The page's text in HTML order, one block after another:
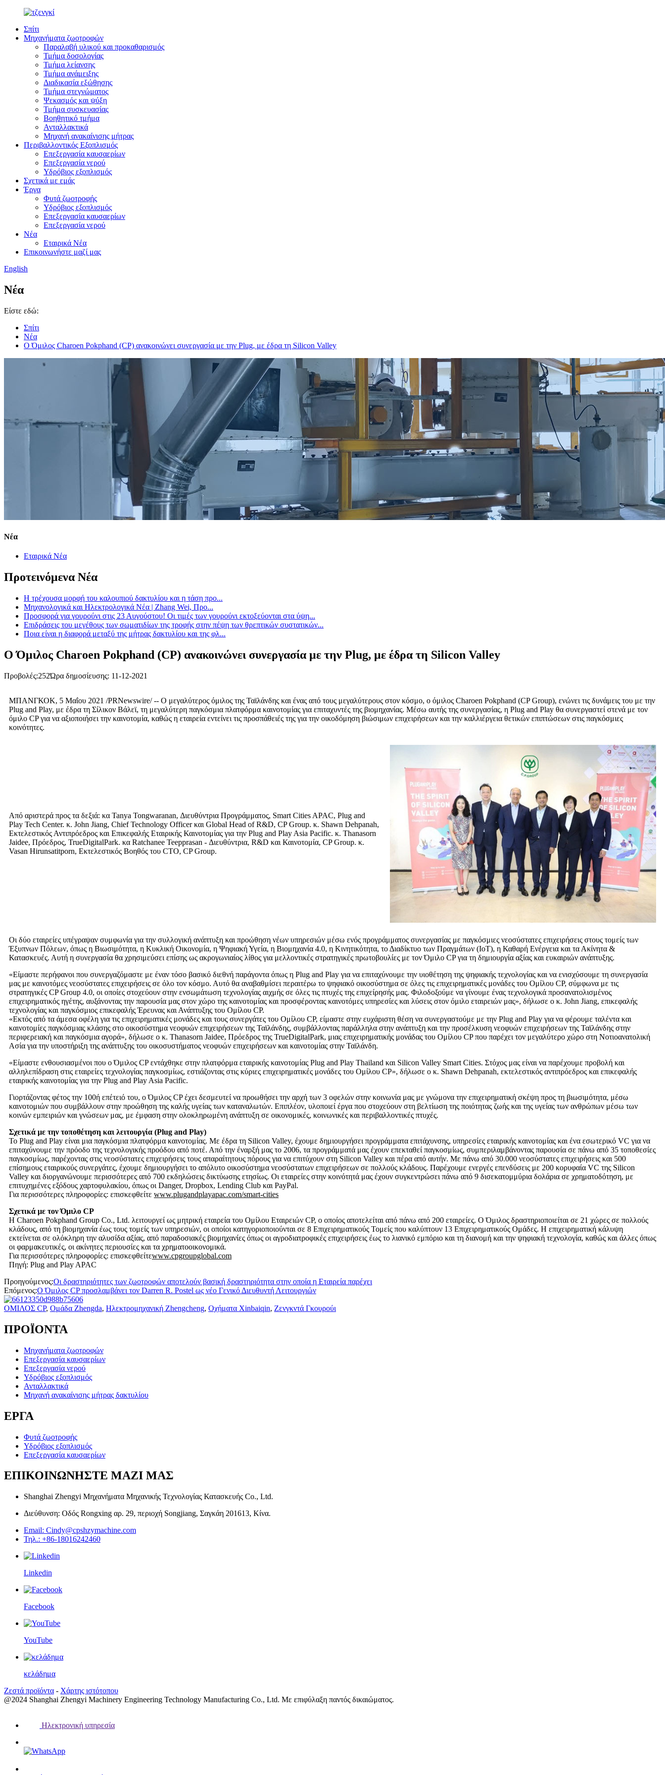
Σπίτι
Μηχανήματα ζωοτροφών
Παραλαβή υλικού και προκαθαρισμός
Τμήμα δοσολογίας
Τμήμα λείανσης
Τμήμα ανάμειξης
Διαδικασία εξώθησης
Τμήμα στεγνώματος
Ψεκασμός και ψύξη
Τμήμα συσκευασίας
Βοηθητικό τμήμα
Ανταλλακτικά
Μηχανή ανακαίνισης μήτρας
Περιβαλλοντικός Εξοπλισμός
Επεξεργασία καυσαερίων
Επεξεργασία νερού
Υδρόβιος εξοπλισμός
Σχετικά με εμάς
Έργα
Φυτά ζωοτροφής
Υδρόβιος εξοπλισμός
Επεξεργασία καυσαερίων
Επεξεργασία νερού
Νέα
Εταιρικά Νέα
Επικοινωνήστε μαζί μας
English
Νέα
Είστε εδώ:
Σπίτι
Νέα
Ο Όμιλος Charoen Pokphand (CP) ανακοινώνει συνεργασία με την Plug, με έδρα τη Silicon Valley
Νέα
Εταιρικά Νέα
Προτεινόμενα Νέα
Η τρέχουσα μορφή του καλουπιού δακτυλίου και η τάση προ...
Μηχανολογικά και Ηλεκτρολογικά Νέα | Zhang Wei, Προ...
Προσφορά για γουρούνι στις 23 Αυγούστου! Οι τιμές των γουρούνι εκτοξεύονται στα ύψη...
Επιδράσεις του μεγέθους των σωματιδίων της τροφής στην πέψη των θρεπτικών συστατικών...
Ποια είναι η διαφορά μεταξύ της μήτρας δακτυλίου και της φλ...
Ο Όμιλος Charoen Pokphand (CP) ανακοινώνει συνεργασία με την Plug, με έδρα τη Silicon Valley
Προβολές:252Ώρα δημοσίευσης: 11-12-2021
ΜΠΑΝΓΚΟΚ, 5 Μαΐου 2021 /PRNewswire/ -- Ο μεγαλύτερος όμιλος της Ταϊλάνδης και ένας από τους μεγαλύτερους στον κόσμο, ο όμιλος Charoen Pokphand (CP Group), ενώνει τις δυνάμεις του με την
Plug and Play, με έδρα τη Σίλικον Βάλεϊ, τη μεγαλύτερη παγκόσμια πλατφόρμα καινοτομίας για επιταχυντές της βιομηχανίας. Μέσω αυτής της συνεργασίας, η Plug and Play θα συνεργαστεί στενά με τον
όμιλο CP για να αξιοποιήσει την καινοτομία, καθώς η εταιρεία εντείνει τις προσπάθειές της για την οικοδόμηση βιώσιμων επιχειρήσεων και την καλλιέργεια θετικών επιπτώσεων στις παγκόσμιες
κοινότητες.
Από αριστερά προς τα δεξιά: κα Tanya Tongwaranan, Διευθύντρια Προγράμματος, Smart Cities APAC, Plug and
Play Tech Center. κ. John Jiang, Chief Technology Officer και Global Head of R&D, CP Group. κ. Shawn Dehpanah,
Εκτελεστικός Αντιπρόεδρος και Επικεφαλής Εταιρικής Καινοτομίας για την Plug and Play Asia Pacific. κ. Thanasorn
Jaidee, Πρόεδρος, TrueDigitalPark. κα Ratchanee Teepprasan - Διευθύντρια, R&D και Καινοτομία, CP Group. κ.
Vasan Hirunsatitporn, Εκτελεστικός Βοηθός του CTO, CP Group.
Οι δύο εταιρείες υπέγραψαν συμφωνία για την συλλογική ανάπτυξη και προώθηση νέων υπηρεσιών μέσω ενός προγράμματος συνεργασίας με παγκόσμιες νεοσύστατες επιχειρήσεις στους τομείς των
Έξυπνων Πόλεων, όπως η Βιωσιμότητα, η Κυκλική Οικονομία, η Ψηφιακή Υγεία, η Βιομηχανία 4.0, η Κινητικότητα, το Διαδίκτυο των Πραγμάτων (IoT), η Καθαρή Ενέργεια και τα Ακίνητα &
Κατασκευές. Αυτή η συνεργασία θα χρησιμεύσει επίσης ως ακρογωνιαίος λίθος για μελλοντικές στρατηγικές πρωτοβουλίες με τον Όμιλο CP για τη δημιουργία αξίας και ευκαιριών ανάπτυξης.
«Είμαστε περήφανοι που συνεργαζόμαστε με έναν τόσο βασικό διεθνή παράγοντα όπως η Plug and Play για να επιταχύνουμε την υιοθέτηση της ψηφιακής τεχνολογίας και να ενισχύσουμε τη συνεργασία
μας με καινοτόμες νεοσύστατες επιχειρήσεις σε όλο τον κόσμο. Αυτό θα αναβαθμίσει περαιτέρω το ψηφιακό οικοσύστημα σε όλες τις επιχειρηματικές μονάδες του Ομίλου CP, σύμφωνα με τις
στρατηγικές CP Group 4.0, οι οποίες στοχεύουν στην ενσωμάτωση τεχνολογίας αιχμής σε όλες τις πτυχές της επιχείρησής μας. Φιλοδοξούμε να γίνουμε ένας τεχνολογικά προσανατολισμένος
επιχειρηματικός ηγέτης, αυξάνοντας την παρουσία μας στον χώρο της καινοτομίας και προσφέροντας καινοτόμες υπηρεσίες και λύσεις στον όμιλο εταιρειών μας», δήλωσε ο κ. John Jiang, επικεφαλής
τεχνολογίας και παγκόσμιος επικεφαλής Έρευνας και Ανάπτυξης του Ομίλου CP.
«Εκτός από τα άμεσα οφέλη για τις επιχειρηματικές μονάδες και τους συνεργάτες του Ομίλου CP, είμαστε στην ευχάριστη θέση να συνεργαστούμε με την Plug and Play για να φέρουμε ταλέντα και
καινοτομίες παγκόσμιας κλάσης στο οικοσύστημα νεοφυών επιχειρήσεων της Ταϊλάνδης, συμβάλλοντας παράλληλα στην ανάπτυξη και την προσέλκυση νεοφυών επιχειρήσεων της Ταϊλάνδης στην
περιφερειακή και παγκόσμια αγορά», δήλωσε ο κ. Thanasorn Jaidee, Πρόεδρος της TrueDigitalPark, μιας επιχειρηματικής μονάδας του Ομίλου CP που παρέχει τον μεγαλύτερο χώρο στη Νοτιοανατολική
Ασία για την υποστήριξη της ανάπτυξης του οικοσυστήματος νεοφυών επιχειρήσεων και καινοτομίας στην Ταϊλάνδη.
«Είμαστε ενθουσιασμένοι που ο Όμιλος CP εντάχθηκε στην πλατφόρμα εταιρικής καινοτομίας Plug and Play Thailand και Silicon Valley Smart Cities. Στόχος μας είναι να παρέχουμε προβολή και
αλληλεπίδραση στις εταιρείες τεχνολογίας παγκοσμίως, εστιάζοντας στις κύριες επιχειρηματικές μονάδες του Ομίλου CP», δήλωσε ο κ. Shawn Dehpanah, εκτελεστικός αντιπρόεδρος και επικεφαλής
εταιρικής καινοτομίας για την Plug and Play Asia Pacific.
Γιορτάζοντας φέτος την 100ή επέτειό του, ο Όμιλος CP έχει δεσμευτεί να προωθήσει την αρχή των 3 οφελών στην κοινωνία μας με γνώμονα την επιχειρηματική σκέψη προς τη βιωσιμότητα, μέσω
καινοτομιών που συμβάλλουν στην προώθηση της καλής υγείας των καταναλωτών. Επιπλέον, υλοποιεί έργα που στοχεύουν στη βελτίωση της ποιότητας ζωής και της υγείας των ανθρώπων μέσω των
κοινών εμπειριών και γνώσεων μας, με έμφαση στην ολοκληρωμένη ανάπτυξη σε οικονομικές, κοινωνικές και περιβαλλοντικές πτυχές.
Σχετικά με την τοποθέτηση και λειτουργία (Plug and Play)
Το Plug and Play είναι μια παγκόσμια πλατφόρμα καινοτομίας. Με έδρα τη Silicon Valley, έχουμε δημιουργήσει προγράμματα επιτάχυνσης, υπηρεσίες εταιρικής καινοτομίας και ένα εσωτερικό VC για να
επιταχύνουμε την πρόοδο της τεχνολογικής προόδου από ποτέ. Από την έναρξή μας το 2006, τα προγράμματά μας έχουν επεκταθεί παγκοσμίως, συμπεριλαμβάνοντας παρουσία σε πάνω από 35 τοποθεσίες
παγκοσμίως, παρέχοντας στις νεοσύστατες επιχειρήσεις τους απαραίτητους πόρους για να επιτύχουν στη Silicon Valley και πέρα ​​από αυτήν. Με πάνω από 30.000 νεοσύστατες επιχειρήσεις και 500
επίσημους εταιρικούς συνεργάτες, έχουμε δημιουργήσει το απόλυτο οικοσύστημα νεοσύστατων επιχειρήσεων σε πολλούς κλάδους. Παρέχουμε ενεργές επενδύσεις με 200 κορυφαία VC της Silicon
Valley και διοργανώνουμε περισσότερες από 700 εκδηλώσεις δικτύωσης ετησίως. Οι εταιρείες στην κοινότητά μας έχουν συγκεντρώσει πάνω από 9 δισεκατομμύρια δολάρια σε χρηματοδότηση, με
επιτυχημένες εξόδους χαρτοφυλακίου, όπως οι Danger, Dropbox, Lending Club και PayPal.
Για περισσότερες πληροφορίες: επισκεφθείτε www.plugandplayapac.com/smart-cities
Σχετικά με τον Όμιλο CP
Η Charoen Pokphand Group Co., Ltd. λειτουργεί ως μητρική εταιρεία του Ομίλου Εταιρειών CP, ο οποίος αποτελείται από πάνω από 200 εταιρείες. Ο Όμιλος δραστηριοποιείται σε 21 χώρες σε πολλούς
κλάδους, από τη βιομηχανία έως τους τομείς των υπηρεσιών, οι οποίοι κατηγοριοποιούνται σε 8 Επιχειρηματικούς Τομείς που καλύπτουν 13 Επιχειρηματικούς Ομάδες. Η επιχειρηματική κάλυψη
εκτείνεται σε ολόκληρη την αλυσίδα αξίας, από παραδοσιακές βιομηχανίες όπως οι αγροδιατροφικές επιχειρήσεις έως το λιανικό εμπόριο και τη διανομή και την ψηφιακή τεχνολογία, καθώς και άλλες όπως
οι φαρμακευτικές, οι ακίνητες περιουσίες και τα χρηματοοικονομικά.
Για περισσότερες πληροφορίες: επισκεφθείτεwww.cpgroupglobal.com
Πηγή: Plug and Play APAC
Προηγούμενος:Οι δραστηριότητες των ζωοτροφών αποτελούν βασική δραστηριότητα στην οποία η Εταιρεία παρέχει
Επόμενος:Ο Όμιλος CP προσλαμβάνει τον Darren R. Postel ως νέο Γενικό Διευθυντή Λειτουργιών
ΟΜΙΛΟΣ CP, Ομάδα Zhengda, Ηλεκτρομηχανική Zhengcheng, Οχήματα Xinbaiqin, Ζενγκντά Γκουρούι
ΠΡΟΪΟΝΤΑ
Μηχανήματα ζωοτροφών
Επεξεργασία καυσαερίων
Επεξεργασία νερού
Υδρόβιος εξοπλισμός
Ανταλλακτικά
Μηχανή ανακαίνισης μήτρας δακτυλίου
ΕΡΓΑ
Φυτά ζωοτροφής
Υδρόβιος εξοπλισμός
Επεξεργασία καυσαερίων
ΕΠΙΚΟΙΝΩΝΗΣΤΕ ΜΑΖΙ ΜΑΣ
Shanghai Zhengyi Μηχανήματα Μηχανικής Τεχνολογίας Κατασκευής Co., Ltd.
Διεύθυνση: Οδός Rongxing αρ. 29, περιοχή Songjiang, Σαγκάη 201613, Κίνα.
Email: Cindy@cpshzymachine.com
Τηλ.: +86-18016242460
Linkedin
Facebook
YouTube
κελάδημα
Ζεστά προϊόντα - Χάρτης ιστότοπου
@2024 Shanghai Zhengyi Machinery Engineering Technology Manufacturing Co., Ltd. Με επιφύλαξη παντός δικαιώματος.
Ηλεκτρονική υπηρεσία